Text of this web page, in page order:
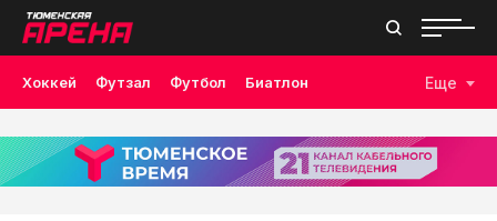
Хоккей Футзал Футбол Биатлон
Лыжные гонки Волейбол Плавание Дзюдо
Скалолазание Велоспорт Бокс
Еще